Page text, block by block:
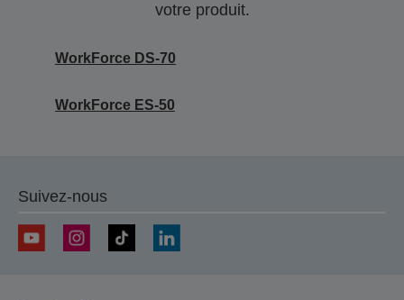
votre produit.
WorkForce DS-70
WorkForce ES-50
Suivez-nous